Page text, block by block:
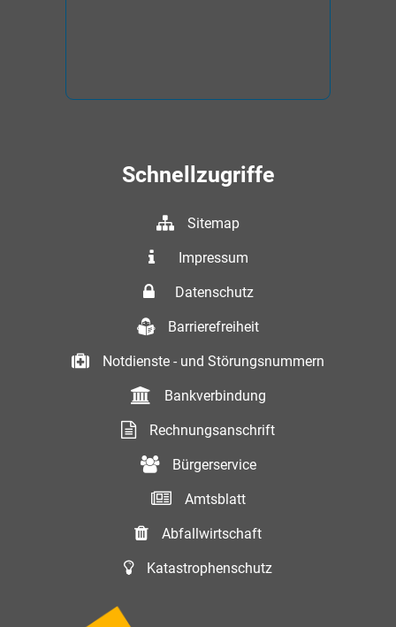
Schnellzugriffe
Sitemap
Impressum
Datenschutz
Barrierefreiheit
Notdienste - und Störungsnummern
Bankverbindung
Rechnungsanschrift
Bürgerservice
Amtsblatt
Abfallwirtschaft
Katastrophenschutz